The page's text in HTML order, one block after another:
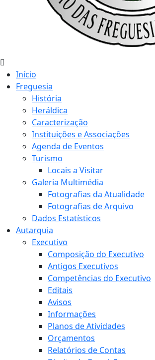
Início
Freguesia
História
Heráldica
Caracterização
Instituições e Associações
Agenda de Eventos
Turismo
Locais a Visitar
Galeria Multimédia
Fotografias da Atualidade
Fotografias de Arquivo
Dados Estatísticos
Autarquia
Executivo
Composição do Executivo
Antigos Executivos
Competências do Executivo
Editais
Avisos
Informações
Planos de Atividades
Orçamentos
Relatórios de Contas